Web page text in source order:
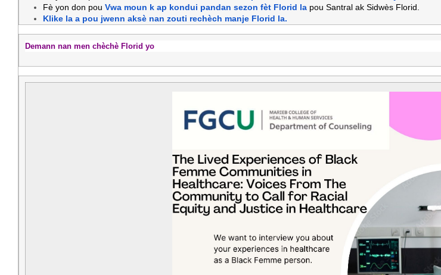
Fè yon don pou Vwa moun k ap kondui pandan sezon fèt Florid la pou Santral ak Sidwès Florid.
Klike la a pou jwenn aksè nan zouti rechèch manje Florid la.
Demann nan men chèchè Florid yo